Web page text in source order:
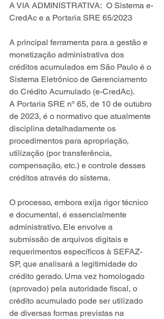
A VIA ADMINISTRATIVA:  O Sistema e-
CredAc e a Portaria SRE 65/2023
A principal ferramenta para a gestão e
monetização administrativa dos
créditos acumulados em São Paulo é o
Sistema Eletrônico de Gerenciamento
do Crédito Acumulado (e-CredAc).
A Portaria SRE nº 65, de 10 de outubro
de 2023, é o normativo que atualmente
disciplina detalhadamente os
procedimentos para apropriação,
utilização (por transferência,
compensação, etc.) e controle desses
créditos através do sistema.
O processo, embora exija rigor técnico
e documental, é essencialmente
administrativo. Ele envolve a
submissão de arquivos digitais e
requerimentos específicos à SEFAZ-
SP, que analisará a legitimidade do
crédito gerado. Uma vez homologado
(aprovado) pela autoridade fiscal, o
crédito acumulado pode ser utilizado
de diversas formas previstas na